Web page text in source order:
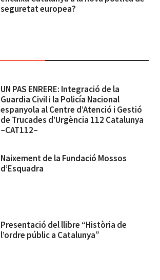
seguretat europea?
UN PAS ENRERE: Integració de la
Guardia Civil i la Policía Nacional
espanyola al Centre d’Atenció i Gestió
de Trucades d’Urgència 112 Catalunya
–CAT112–
Naixement de la Fundació Mossos
d’Esquadra
Presentació del llibre “Història de
l’ordre públic a Catalunya”